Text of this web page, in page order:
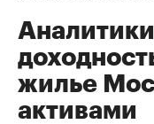
жилье
активами